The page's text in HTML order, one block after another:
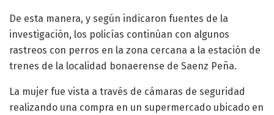
De esta manera, y según indicaron fuentes de la
investigación, los policías continúan con algunos
rastreos con perros en la zona cercana a la estación de
trenes de la localidad bonaerense de Saenz Peña.
La mujer fue vista a través de cámaras de seguridad
realizando una compra en un supermercado ubicado en